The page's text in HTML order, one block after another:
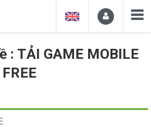
: TẢI GAME MOBILE
FREE